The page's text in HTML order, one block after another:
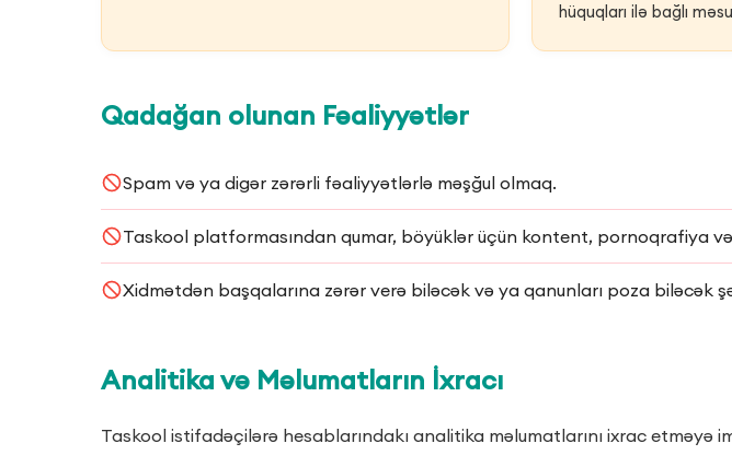
hüquqları ilə bağlı
Qadağan olunan Fəaliyyətlər
Spam və ya digər zərərli fəaliyyətlərlə məşğul olmaq.
Taskool platformasından qumar, böyüklər üçün kontent, pornoqrafiya
Xidmətdən başqalarına zərər verə biləcək və ya qanunları poza biləcək
Analitika və Məlumatların İxracı
Taskool istifadəçilərə hesablarındakı analitika məlumatlarını ixrac